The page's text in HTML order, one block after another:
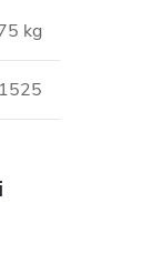
kg